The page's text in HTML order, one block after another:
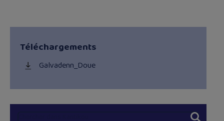
Téléchargements
Galvadenn_Doue